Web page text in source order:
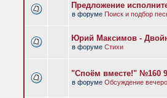
Предложение
в форуме Поиск и подбор
Юрий Максимов -
в форуме Стихи
"Споём вместе!" №160
в форуме Обсуждение